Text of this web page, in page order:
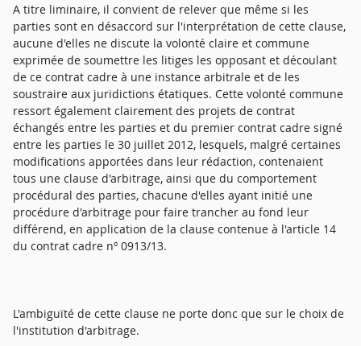
A titre liminaire, il convient de relever que même si les
parties sont en désaccord sur l'interprétation de cette clause,
aucune d'elles ne discute la volonté claire et commune
exprimée de soumettre les litiges les opposant et découlant
de ce contrat cadre à une instance arbitrale et de les
soustraire aux juridictions étatiques. Cette volonté commune
ressort également clairement des projets de contrat
échangés entre les parties et du premier contrat cadre signé
entre les parties le 30 juillet 2012, lesquels, malgré certaines
modifications apportées dans leur rédaction, contenaient
tous une clause d'arbitrage, ainsi que du comportement
procédural des parties, chacune d'elles ayant initié une
procédure d'arbitrage pour faire trancher au fond leur
différend, en application de la clause contenue à l'article 14
du contrat cadre nº 0913/13.
L'ambiguïté de cette clause ne porte donc que sur le choix de
l'institution d'arbitrage.